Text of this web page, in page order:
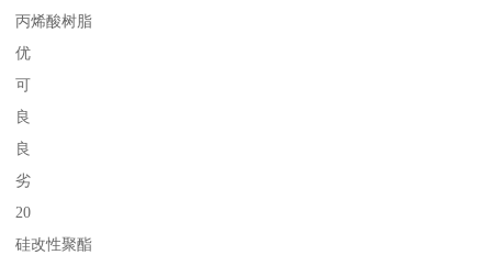
丙烯酸树脂
优
可
良
良
劣
20
硅改性聚酯